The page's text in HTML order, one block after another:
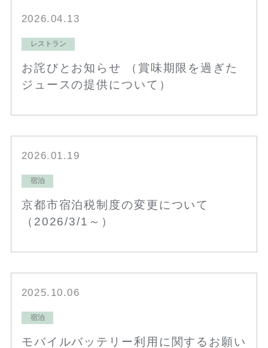
2026.04.13
レストラン
お詫びとお知らせ （賞味期限を過ぎた
ジュースの提供について）
2026.01.19
宿泊
京都市宿泊税制度の変更について
（2026/3/1～）
2025.10.06
宿泊
モバイルバッテリー利用に関するお願い